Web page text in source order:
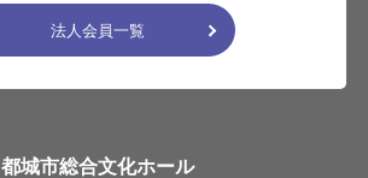
法人会員一覧
都城市総合文化ホール